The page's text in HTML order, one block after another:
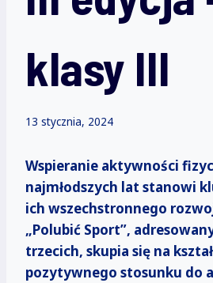
klasy III
13 stycznia, 2024
Wspieranie aktywności
najmłodszych lat stanowi
ich wszechstronnego
„Polubić Sport”,
trzecich, skupia się na
pozytywnego stosunku do